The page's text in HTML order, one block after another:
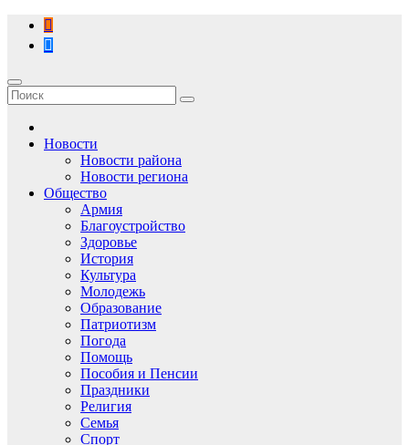
Перейти
содержимому
Новости
Новости района
Новости региона
Общество
Армия
Благоустройство
Здоровье
История
Культура
Молодежь
Образование
Патриотизм
Погода
Помощь
Пособия и Пенсии
Праздники
Религия
Семья
Спорт